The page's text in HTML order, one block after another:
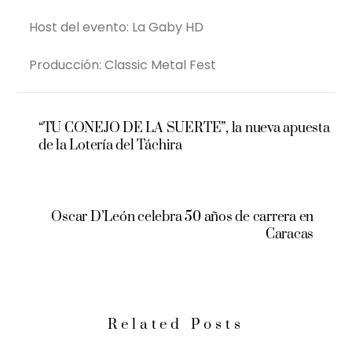
Host del evento: La Gaby HD
Producción: Classic Metal Fest
“TU CONEJO DE LA SUERTE”, la nueva apuesta
de la Lotería del Táchira
Oscar D’León celebra 50 años de carrera en
Caracas
Related Posts